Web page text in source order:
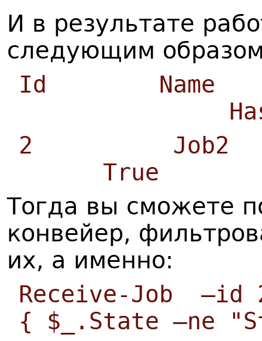
И в результате
следующим
Id
2 Job2
True
Тогда вы сможете
конвейер,
их, а именно:
Receive-Job –id
{ $_.State –ne